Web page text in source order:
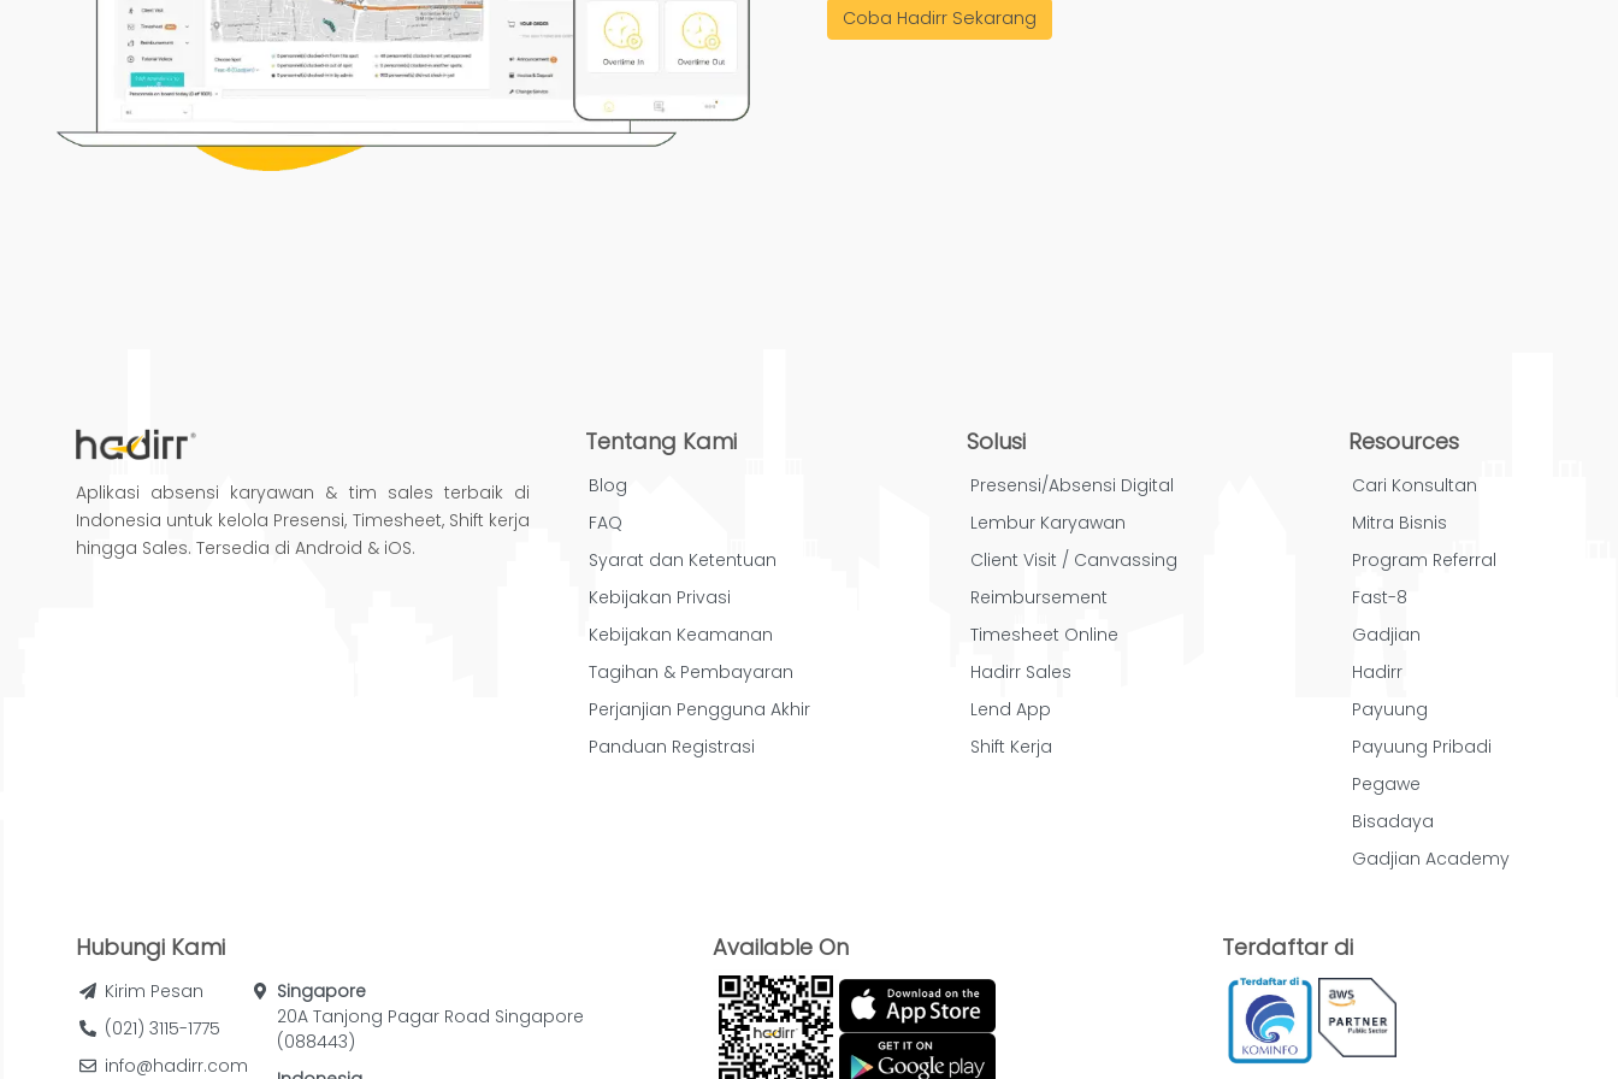
Coba Hadirr Sekarang
Aplikasi absensi karyawan & tim sales terbaik di
Indonesia untuk kelola Presensi, Timesheet, Shift kerja
hingga Sales. Tersedia di Android & iOS.
Tentang Kami
Blog
FAQ
Syarat dan Ketentuan
Kebijakan Privasi
Kebijakan Keamanan
Tagihan & Pembayaran
Perjanjian Pengguna Akhir
Panduan Registrasi
Solusi
Presensi/Absensi Digital
Lembur Karyawan
Client Visit / Canvassing
Reimbursement
Timesheet Online
Hadirr Sales
Lend App
Shift Kerja
Resources
Cari Konsultan
Mitra Bisnis
Program Referral
Fast-8
Gadjian
Hadirr
Payuung
Payuung Pribadi
Pegawe
Bisadaya
Gadjian Academy
Hubungi Kami
Kirim Pesan
(021) 3115-1775
info@hadirr.com
Singapore
20A Tanjong Pagar Road Singapore
(088443)
Available On Terdaftar di